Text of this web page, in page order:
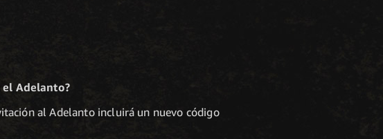
Adelanto?
al Adelanto incluirá un nuevo código